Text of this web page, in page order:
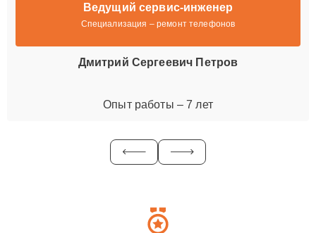
Ведущий сервис-инженер
Специализация – ремонт телефонов
Дмитрий Сергеевич Петров
Опыт работы – 7 лет